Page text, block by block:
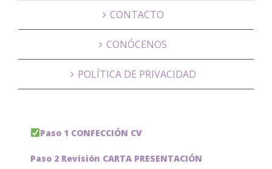
CONTACTO
CONÓCENOS
POLÍTICA DE PRIVACIDAD
Paso 1 CONFECCIÓN CV
Paso 2 Revisión CARTA PRESENTACIÓN